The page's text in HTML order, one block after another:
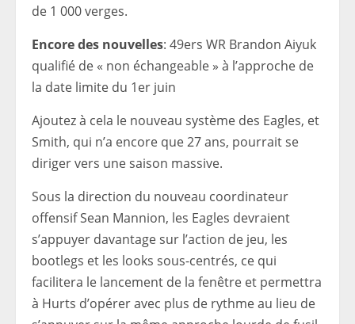
de 1 000 verges.
Encore des nouvelles: 49ers WR Brandon Aiyuk
qualifié de « non échangeable » à l’approche de
la date limite du 1er juin
Ajoutez à cela le nouveau système des Eagles, et
Smith, qui n’a encore que 27 ans, pourrait se
diriger vers une saison massive.
Sous la direction du nouveau coordinateur
offensif Sean Mannion, les Eagles devraient
s’appuyer davantage sur l’action de jeu, les
bootlegs et les looks sous-centrés, ce qui
facilitera le lancement de la fenêtre et permettra
à Hurts d’opérer avec plus de rythme au lieu de